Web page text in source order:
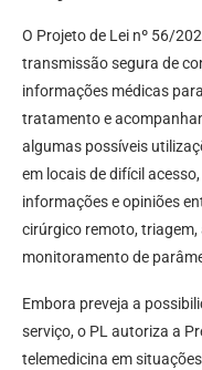
O Projeto de Lei nº 56/
transmissão segura de
informações médicas
tratamento e
algumas possíveis
em locais de difícil
informações e opiniões
cirúrgico remoto,
monitoramento de
Embora preveja a
serviço, o PL autoriza a
telemedicina em